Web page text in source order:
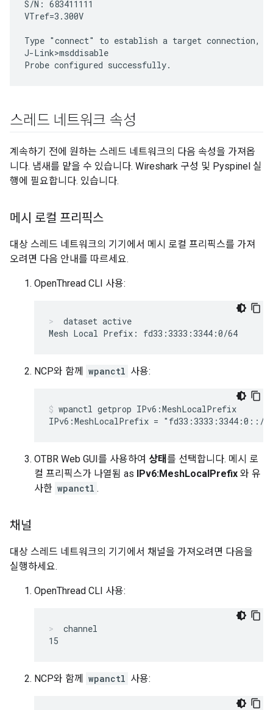
S/N: 683411111
VTref=3.300V
Type "connect" to establish a target connection,
J-Link>msddisable
스레드 네트워크 속성
계속하기 전에 원하는 스레드 네트워크의 다음 속성을 가져옵
니다. 냄새를 맡을 수 있습니다. Wireshark 구성 및 Pyspinel 실
행에 필요합니다. 있습니다.
메시 로컬 프리픽스
대상 스레드 네트워크의 기기에서 메시 로컬 프리픽스를 가져
오려면 다음 안내를 따르세요.
OpenThread CLI 사용:
dataset active
NCP와 함께 wpanctl 사용:
wpanctl getprop IPv6:MeshLocalPrefix
OTBR Web GUI를 사용하여 상태 를 선택합니다. 메시 로
컬 프리픽스가 나열됨 as IPv6:MeshLocalPrefix 와 유
사한 wpanctl .
채널
대상 스레드 네트워크의 기기에서 채널을 가져오려면 다음을
실행하세요.
OpenThread CLI 사용:
channel
NCP와 함께 wpanctl 사용: